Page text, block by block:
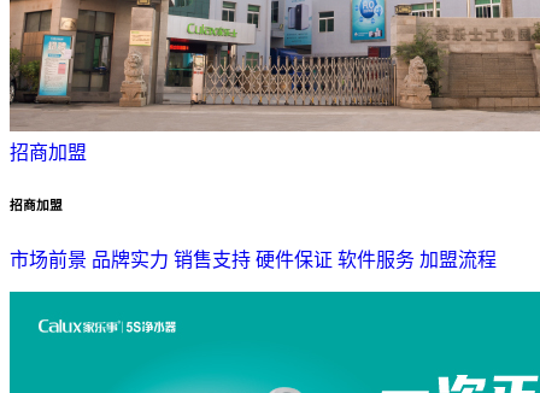
招商加盟
招商加盟
市场前景 品牌实力 销售支持 硬件保证 软件服务 加盟流程